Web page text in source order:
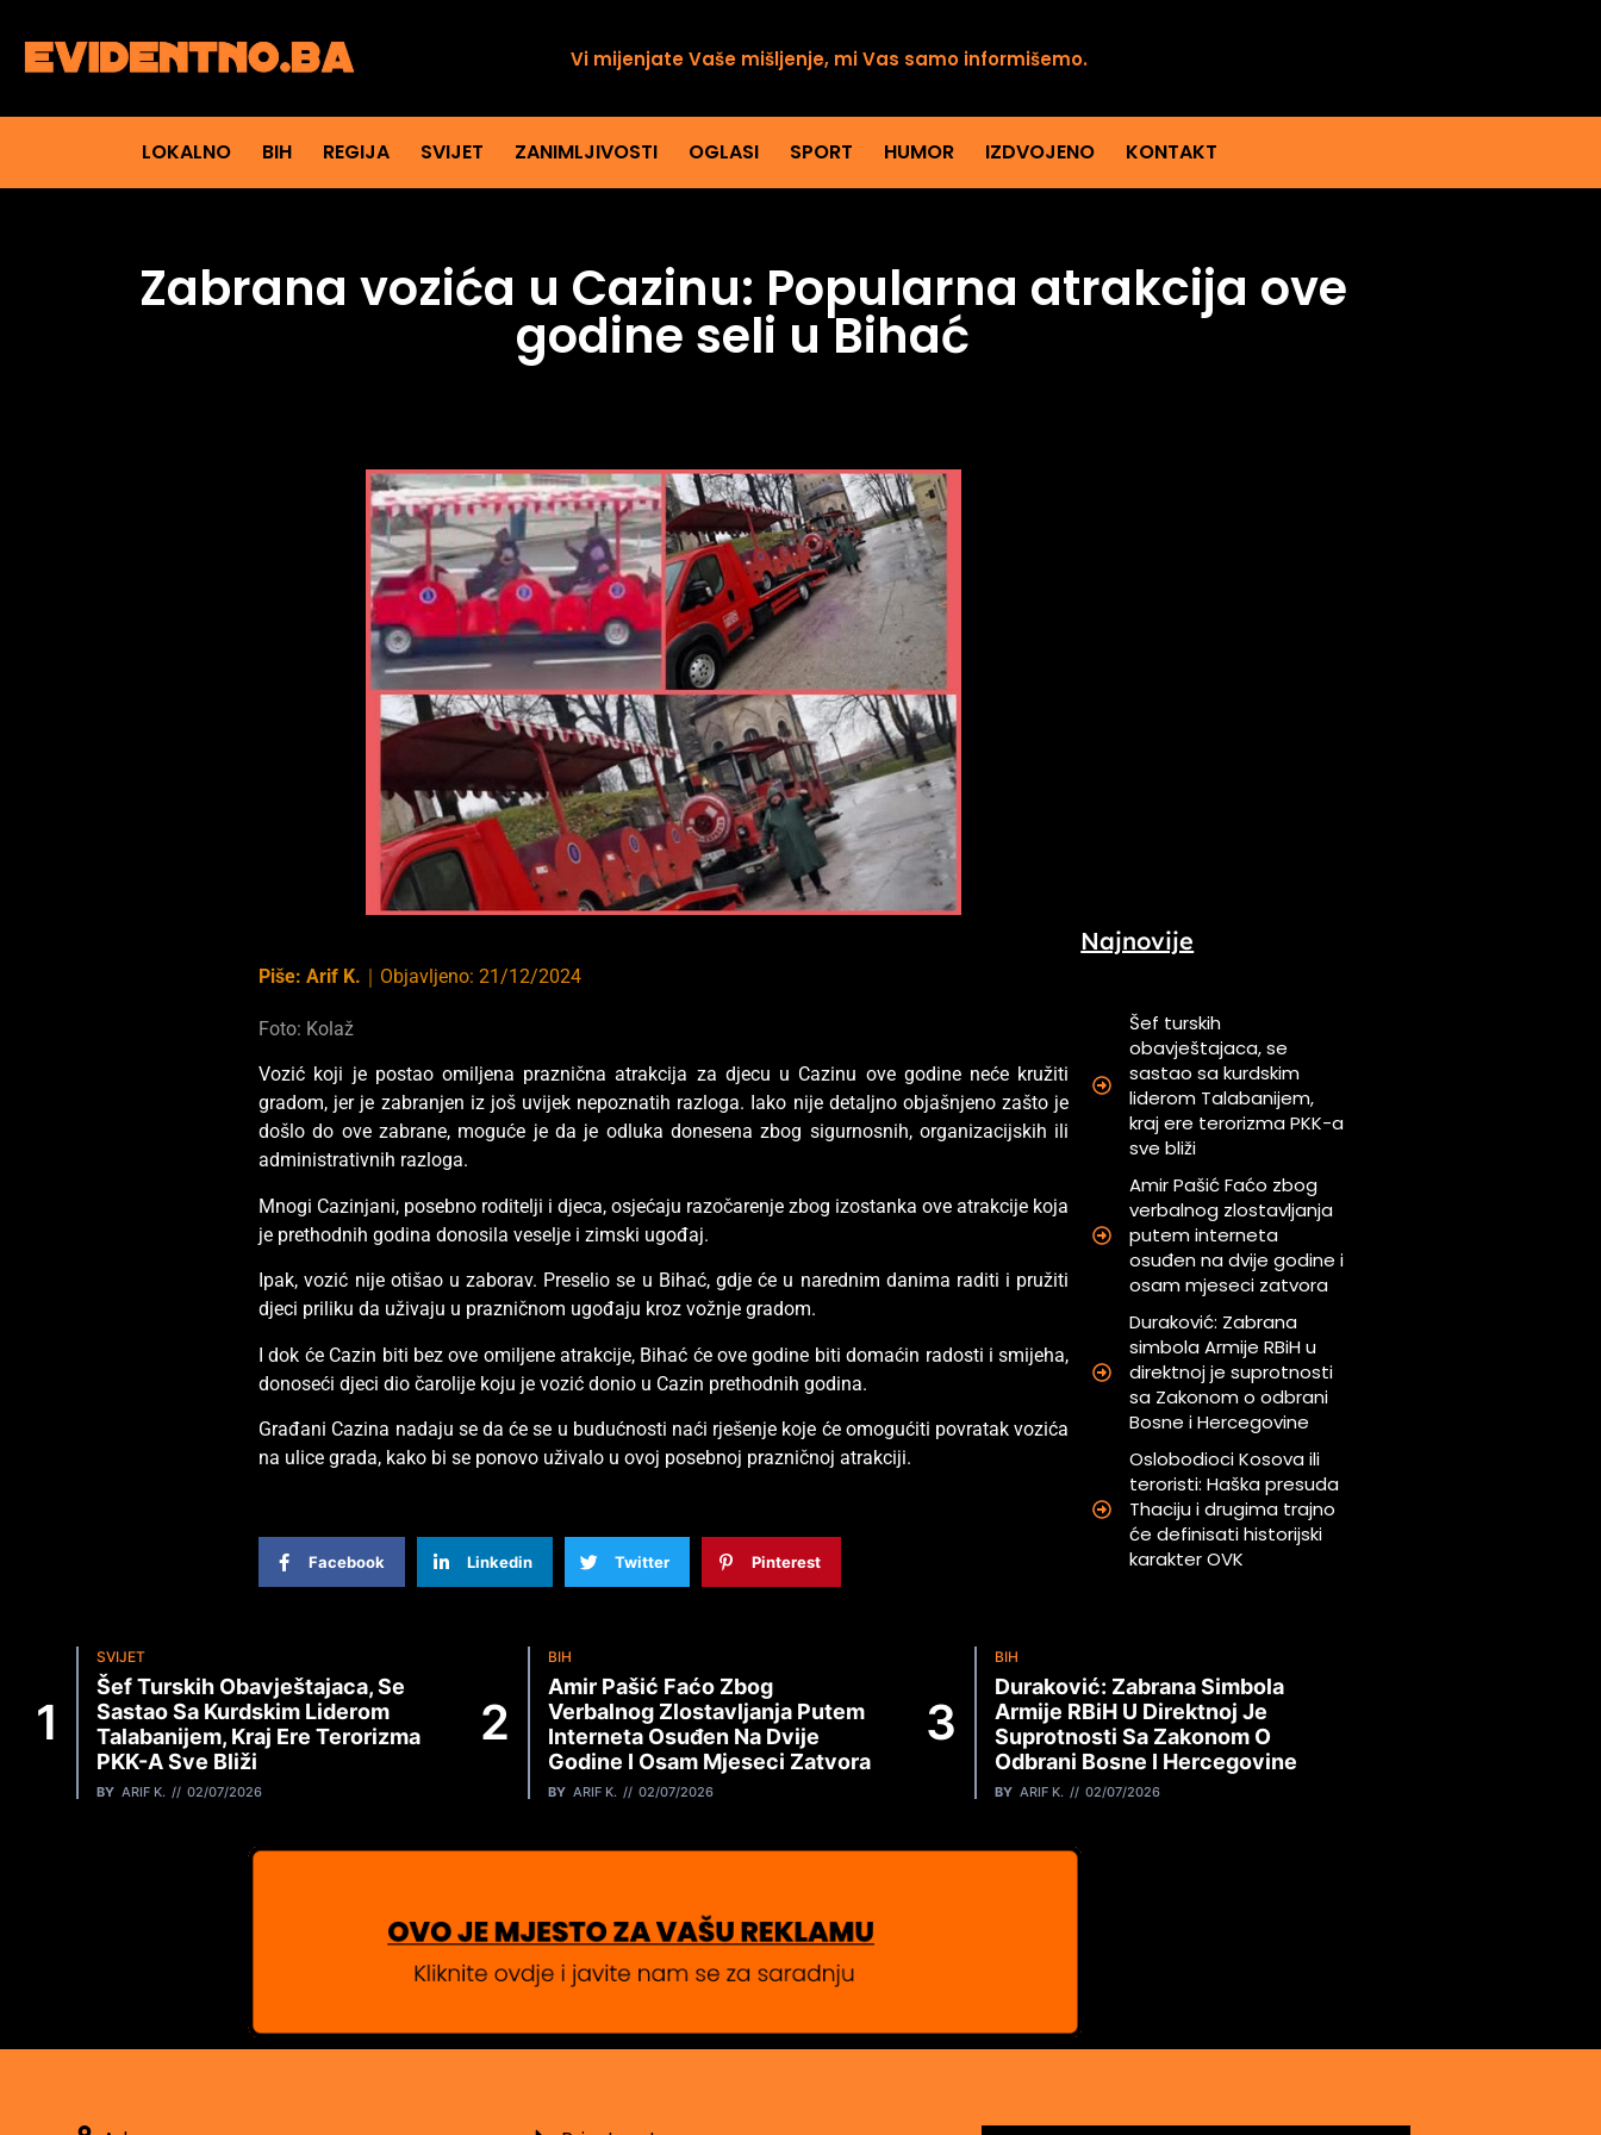
Vi mijenjate Vaše mišljenje, mi Vas samo informišemo.
LOKALNO BIH REGIJA SVIJET ZANIMLJIVOSTI OGLASI SPORT HUMOR IZDVOJENO KONTAKT
Zabrana vozića u Cazinu: Popularna atrakcija ove
godine seli u Bihać
Piše: Arif K. ｜ Objavljeno:21/12/2024
Foto: Kolaž
Vozić koji je postao omiljena praznična atrakcija za djecu u Cazinu ove godine neće kružiti
gradom, jer je zabranjen iz još uvijek nepoznatih razloga. Iako nije detaljno objašnjeno zašto je
došlo do ove zabrane, moguće je da je odluka donesena zbog sigurnosnih, organizacijskih ili
administrativnih razloga.
Mnogi Cazinjani, posebno roditelji i djeca, osjećaju razočarenje zbog izostanka ove atrakcije koja
je prethodnih godina donosila veselje i zimski ugođaj.
Ipak, vozić nije otišao u zaborav. Preselio se u Bihać, gdje će u narednim danima raditi i pružiti
djeci priliku da uživaju u prazničnom ugođaju kroz vožnje gradom.
I dok će Cazin biti bez ove omiljene atrakcije, Bihać će ove godine biti domaćin radosti i smijeha,
donoseći djeci dio čarolije koju je vozić donio u Cazin prethodnih godina.
Građani Cazina nadaju se da će se u budućnosti naći rješenje koje će omogućiti povratak vozića
na ulice grada, kako bi se ponovo uživalo u ovoj posebnoj prazničnoj atrakciji.
Facebook Linkedin Twitter Pinterest
Najnovije
Šef turskih
obavještajaca, se
sastao sa kurdskim
liderom Talabanijem,
kraj ere terorizma PKK-a
sve bliži
Amir Pašić Faćo zbog
verbalnog zlostavljanja
putem interneta
osuđen na dvije godine i
osam mjeseci zatvora
Duraković: Zabrana
simbola Armije RBiH u
direktnoj je suprotnosti
sa Zakonom o odbrani
Bosne i Hercegovine
Oslobodioci Kosova ili
teroristi: Haška presuda
Thaciju i drugima trajno
će definisati historijski
karakter OVK
SVIJET
Šef Turskih Obavještajaca, Se
Sastao Sa Kurdskim Liderom
Talabanijem, Kraj Ere Terorizma
PKK-A Sve Bliži
BY ARIF K. 02/07/2026
BIH
Amir Pašić Faćo Zbog
Verbalnog Zlostavljanja Putem
Interneta Osuđen Na Dvije
Godine I Osam Mjeseci Zatvora
BY ARIF K. 02/07/2026
BIH
Duraković: Zabrana Simbola
Armije RBiH U Direktnoj Je
Suprotnosti Sa Zakonom O
Odbrani Bosne I Hercegovine
BY ARIF K. 02/07/2026